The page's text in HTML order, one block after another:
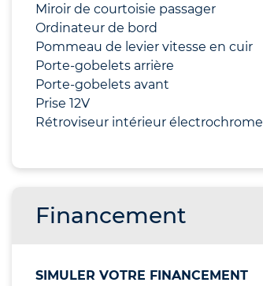
Miroir de courtoisie passager
Ordinateur de bord
Pommeau de levier vitesse en cuir
Porte-gobelets arrière
Porte-gobelets avant
Prise 12V
Rétroviseur intérieur électrochrome
Financement
SIMULER VOTRE FINANCEMENT